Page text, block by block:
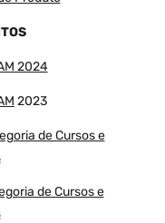
2024
2023
de Cursos e
de Cursos e